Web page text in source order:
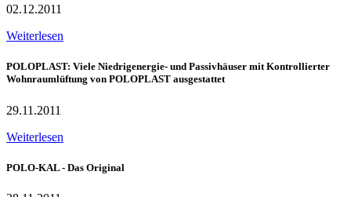
02.12.2011
Weiterlesen
POLOPLAST: Viele Niedrigenergie- und Passivhäuser mit Kontrollierter
Wohnraumlüftung von POLOPLAST ausgestattet
29.11.2011
Weiterlesen
POLO-KAL - Das Original